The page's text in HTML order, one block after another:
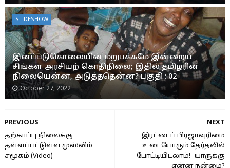
SLIDESHOW
இனப்படுகொலையின் மறுபக்கமே இன்றைய
சிங்கள அரசியற் கொதிநிலை; இதில் தமிழரின்
நிலையென்ன, அடுத்ததென்ன? பகுதி : 02
October 27, 2022
NEXT
இரட்டைப் பிரஜாவுரிமை
உடையோரும் தேர்தலில்
போட்டியிடலாம்!- யாருக்கு
PREVIOUS
தற்காப்பு நிலைக்கு
தள்ளப்பட்டுள்ள முஸ்லிம்
சமூகம் (Video)